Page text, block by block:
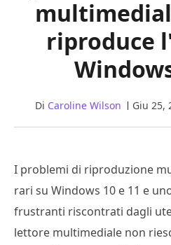
riproduce
Di Caroline Wilson Giu 25,
I problemi di riproduzione
rari su Windows 10 e 11 e
frustranti riscontrati dagli
lettore multimediale non